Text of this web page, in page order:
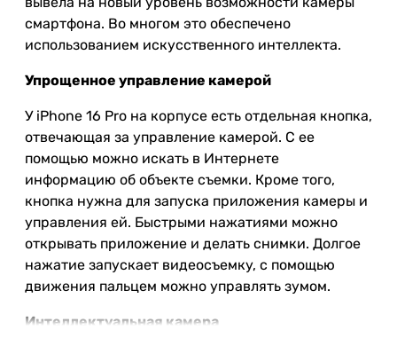
смартфона. Во многом это обеспечено
использованием искусственного интеллекта.
Упрощенное управление камерой
У iPhone 16 Pro на корпусе есть отдельная кнопка,
отвечающая за управление камерой. С ее
помощью можно искать в Интернете
информацию об объекте съемки. Кроме того,
кнопка нужна для запуска приложения камеры и
управления ей. Быстрыми нажатиями можно
открывать приложение и делать снимки. Долгое
нажатие запускает видеосъемку, с помощью
движения пальцем можно управлять зумом.
Интеллектуальная камера